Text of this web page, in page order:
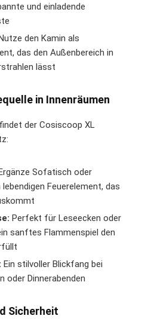
und einladende
den Kamin als
das den Außenbereich in
lässt
in Innenräumen
der Cosiscoop XL
Sofatisch oder
Feuerelement, das
Perfekt für Leseecken oder
sanftes Flammenspiel den
Ein stilvoller Blickfang bei
oder Dinnerabenden
Sicherheit